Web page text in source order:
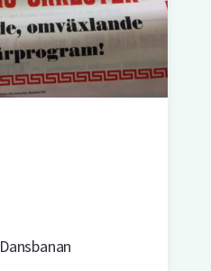
Dansbanan